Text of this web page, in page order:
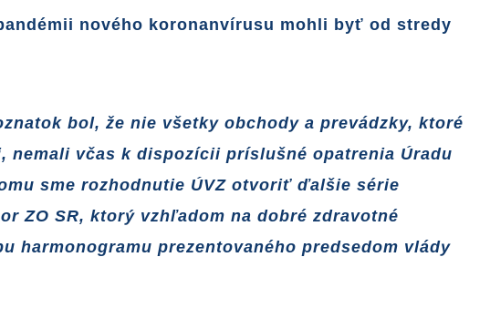
nového koronanvírusu mohli byť od stredy
bol, že nie všetky obchody a prevádzky, ktoré
včas k dispozícii príslušné opatrenia Úradu
sme rozhodnutie ÚVZ otvoriť ďalšie série
ZO SR, ktorý vzhľadom na dobré zdravotné
harmonogramu prezentovaného predsedom vlády